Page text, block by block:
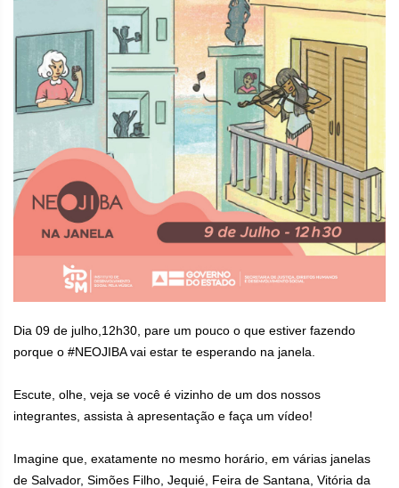
Dia 09 de julho,12h30, pare um pouco o que estiver fazendo
porque o #NEOJIBA vai estar te esperando na janela.
Escute, olhe, veja se você é vizinho de um dos nossos
integrantes, assista à apresentação e faça um vídeo!
Imagine que, exatamente no mesmo horário, em várias janelas
de Salvador, Simões Filho, Jequié, Feira de Santana, Vitória da